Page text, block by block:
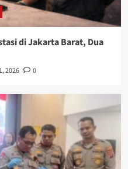
di Jakarta Barat, Dua
2026 0